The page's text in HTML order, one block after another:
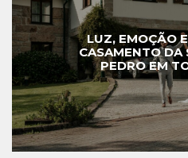
LUZ, EMOÇÃO
CASAMENTO DA
PEDRO EM